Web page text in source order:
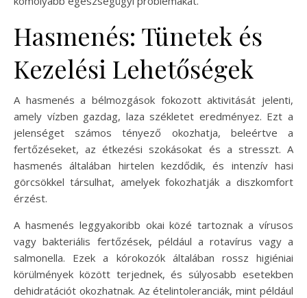
Hasmenés: Tünetek és
Kezelési Lehetőségek
A hasmenés a bélmozgások fokozott aktivitását jelenti,
amely vízben gazdag, laza székletet eredményez. Ezt a
jelenséget számos tényező okozhatja, beleértve a
fertőzéseket, az étkezési szokásokat és a stresszt. A
hasmenés általában hirtelen kezdődik, és intenzív hasi
görcsökkel társulhat, amelyek fokozhatják a diszkomfort
érzést.
A hasmenés leggyakoribb okai közé tartoznak a vírusos
vagy bakteriális fertőzések, például a rotavírus vagy a
salmonella. Ezek a kórokozók általában rossz higiéniai
körülmények között terjednek, és súlyosabb esetekben
dehidratációt okozhatnak. Az ételintoleranciák, mint például